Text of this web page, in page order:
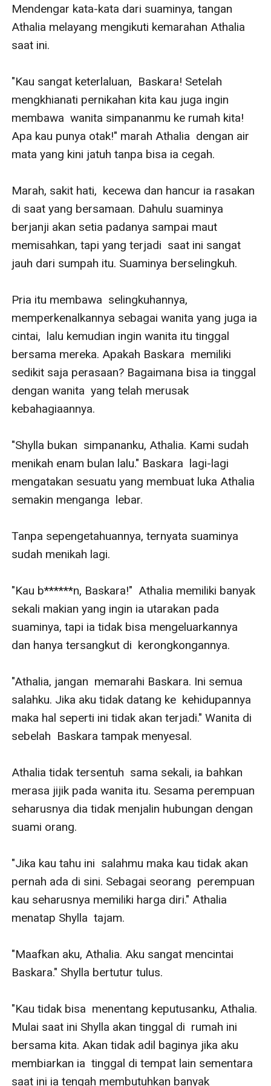
pernikahan mereka sudah ternoda, jadi tidak masalah
jika ia juga bermain api.
Hingga tanpa disengaja menghabiskan satu malam
pada Athalia karena apa yang mereka lalui malam itu.
Lalu, bagaimanakah kisah mereka berjalan? akankah
Athalia bisa mendapatkan kebahagiaannya kembali,
atau harus merasa kecewa lagi ketika ia tahu siapa
Kanaka sebenarnya dan apa yang menunggunya jauh di
Kanaka?